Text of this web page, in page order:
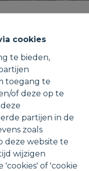
cookies
te bieden,
toegang te
of deze op te
partijen in de
zoals
deze website te
wijzigen
'cookies' of 'cookie
terras
op-den-Bos